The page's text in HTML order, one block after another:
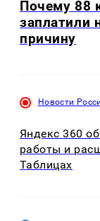
Почему 88
заплатили
причину
Новости
Яндекс 360
работы и
Таблицах